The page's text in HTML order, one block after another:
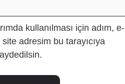
İnternet
sitesi
kullanılması için adım, e-
adresim bu tarayıcıya